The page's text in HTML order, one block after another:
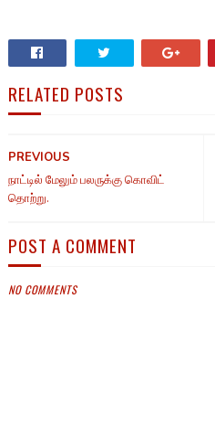
RELATED POSTS
PREVIOUS
நாட்டில் மேலும் பலருக்கு கொவிட்
தொற்று.
POST A COMMENT
NO COMMENTS